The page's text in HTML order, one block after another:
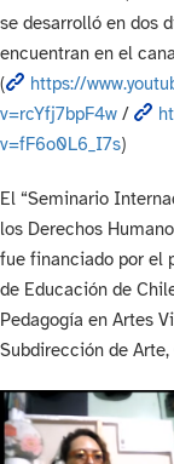
se desarrolló en dos
encuentran en el
(
https://
v=rcYfj7bpF4w /
v=fF6o0L6_I7s)
El “Seminario
los Derechos
fue financiado por el
de Educación de
Pedagogía en Artes
Subdirección de